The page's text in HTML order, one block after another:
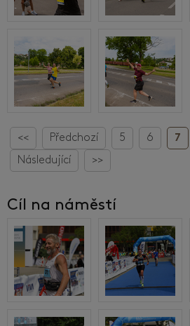
<< Předchozí 5 6 7
Následující
>>
Cíl na náměstí